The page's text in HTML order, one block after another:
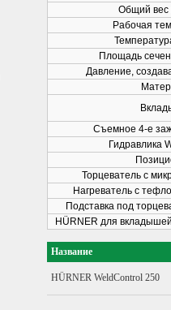
Общий
Рабочая
Площадь
Давление,
Съемное 4-е
Гидравлика
Торцеватель с
Нагреватель с
Подставка под
HÜRNER для
Название
HÜRNER WeldControl 250